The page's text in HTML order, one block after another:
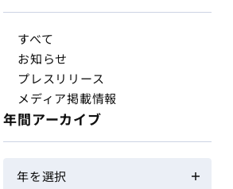
リサーチ】好
外編セミ
「転換期を
局経営戦
すべて
お知らせ
プレスリリース
メディア掲載情報
年間アーカイブ